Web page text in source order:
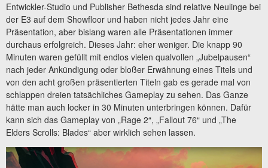
Entwickler-Studio und Publisher Bethesda sind relative Neulinge bei
der E3 auf dem Showfloor und haben nicht jedes Jahr eine
Präsentation, aber bislang waren alle Präsentationen immer
durchaus erfolgreich. Dieses Jahr: eher weniger. Die knapp 90
Minuten waren gefüllt mit endlos vielen qualvollen „Jubelpausen“
nach jeder Ankündigung oder bloßer Erwähnung eines Titels und
von den acht großen präsentierten Titeln gab es gerade mal von
schlappen dreien tatsächliches Gameplay zu sehen. Das Ganze
hätte man auch locker in 30 Minuten unterbringen können. Dafür
kann sich das Gameplay von „Rage 2“, „Fallout 76“ und „The
Elders Scrolls: Blades“ aber wirklich sehen lassen.